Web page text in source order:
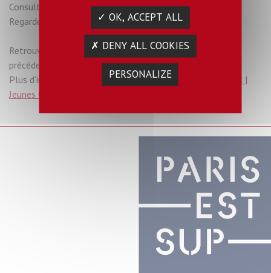
Consulter le programmeici
Regarder la
Retrouver également les vidéos de tous les déjeuners
précédents sur la
chaine YouTubedu Labex.
Plus d'informations sur lesDéjeuners Jeunes Chercheuses |
Jeunes Chercheurs.
✓ OK, ACCEPT ALL
✗ DENY ALL COOKIES
PERSONALIZE